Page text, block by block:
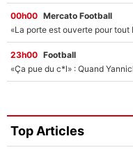
00h00 Mercato Football
23h00 Football
Top Articles